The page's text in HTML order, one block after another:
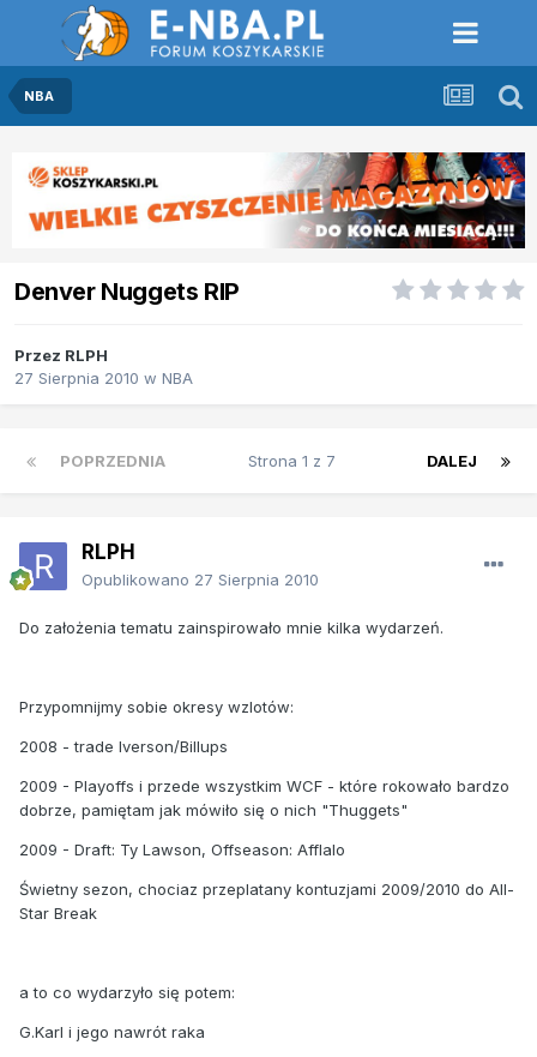
NBA
Denver Nuggets RIP
Przez RLPH
27 Sierpnia 2010 w NBA
POPRZEDNIA DALEJ
Strona 1 z 7
RLPH
Opublikowano 27 Sierpnia 2010
Do założenia tematu zainspirowało mnie kilka wydarzeń.
Przypomnijmy sobie okresy wzlotów:
2008 - trade Iverson/Billups
2009 - Playoffs i przede wszystkim WCF - które rokowało bardzo
dobrze, pamiętam jak mówiło się o nich "Thuggets"
2009 - Draft: Ty Lawson, Offseason: Afflalo
Świetny sezon, chociaz przeplatany kontuzjami 2009/2010 do All-
Star Break
a to co wydarzyło się potem:
G.Karl i jego nawrót raka